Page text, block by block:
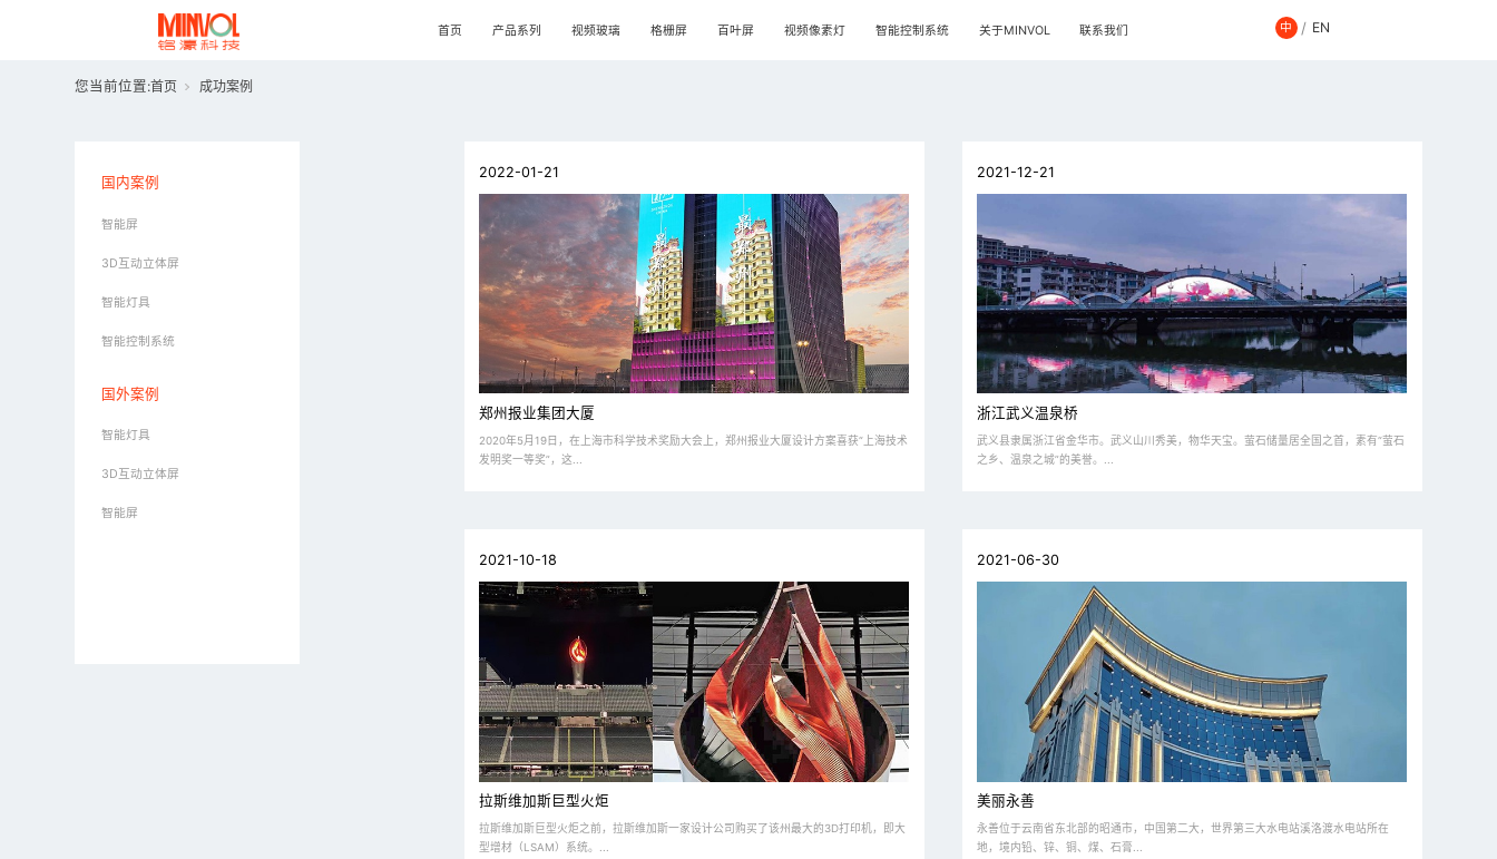
首页 产品系列 视频玻璃 格栅屏 百叶屏 视频像素灯 智能控制系统 关于MINVOL 联系我们 中 / EN
您当前位置:首页 成功案例
国内案例
智能屏
3D互动立体屏
智能灯具
智能控制系统
国外案例
智能灯具
3D互动立体屏
智能屏
2022-01-21
郑州报业集团大厦
2020年5月19日，在上海市科学技术奖励大会上，郑州报业大厦设计方案喜获“上海技术
发明奖一等奖”，这...
2021-12-21
浙江武义温泉桥
武义县隶属浙江省金华市。武义山川秀美，物华天宝。萤石储量居全国之首，素有“萤石
之乡、温泉之城”的美誉。...
2021-10-18
拉斯维加斯巨型火炬
拉斯维加斯巨型火炬之前，拉斯维加斯一家设计公司购买了该州最大的3D打印机，即大
型增材（LSAM）系统。...
2021-06-30
美丽永善
永善位于云南省东北部的昭通市，中国第二大，世界第三大水电站溪洛渡水电站所在
地，境内铅、锌、铜、煤、石膏...